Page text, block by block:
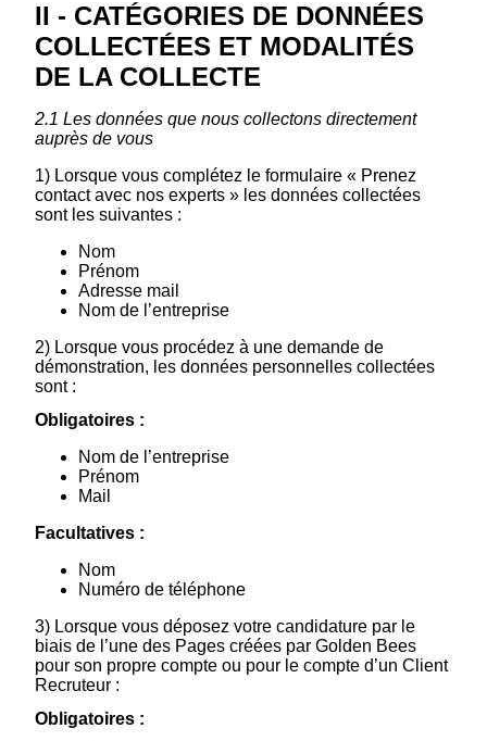
II - CATÉGORIES DE DONNÉES
COLLECTÉES ET MODALITÉS
DE LA COLLECTE
2.1 Les données que nous collectons directement
auprès de vous
1) Lorsque vous complétez le formulaire « Prenez
contact avec nos experts » les données collectées
sont les suivantes :
Nom
Prénom
Adresse mail
Nom de l’entreprise
2) Lorsque vous procédez à une demande de
démonstration, les données personnelles collectées
sont :
Obligatoires :
Nom de l’entreprise
Prénom
Mail
Facultatives :
Nom
Numéro de téléphone
3) Lorsque vous déposez votre candidature par le
biais de l’une des Pages créées par Golden Bees
pour son propre compte ou pour le compte d’un Client
Recruteur :
Obligatoires :